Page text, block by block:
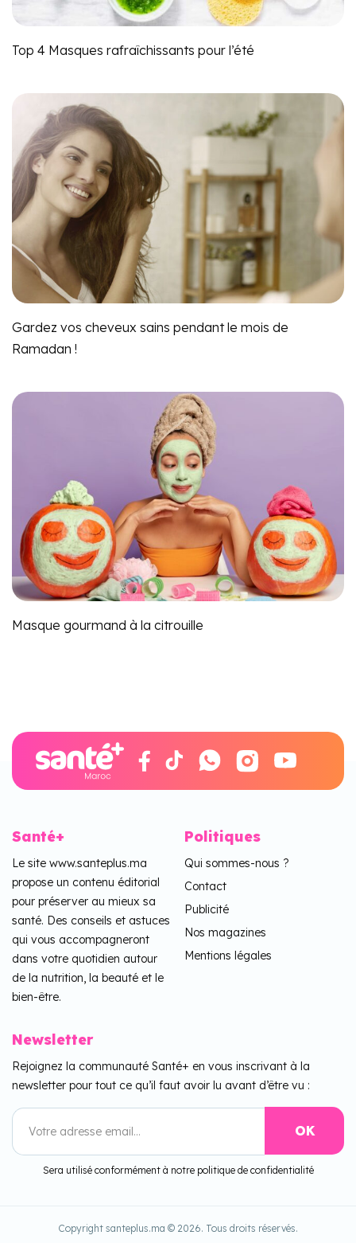
Top 4 Masques rafraîchissants pour l’été
Gardez vos cheveux sains pendant le mois de
Ramadan !
Masque gourmand à la citrouille
Santé+
Le site www.santeplus.ma
propose un contenu éditorial
pour préserver au mieux sa
santé. Des conseils et astuces
qui vous accompagneront
dans votre quotidien autour
de la nutrition, la beauté et le
bien-être.
Politiques
Qui sommes-nous ?
Contact
Publicité
Nos magazines
Mentions légales
Newsletter
Rejoignez la communauté Santé+ en vous inscrivant à la
newsletter pour tout ce qu’il faut avoir lu avant d’être vu :
Sera utilisé conformément à notre politique de confidentialité
Copyright santeplus.ma © 2026. Tous droits réservés.